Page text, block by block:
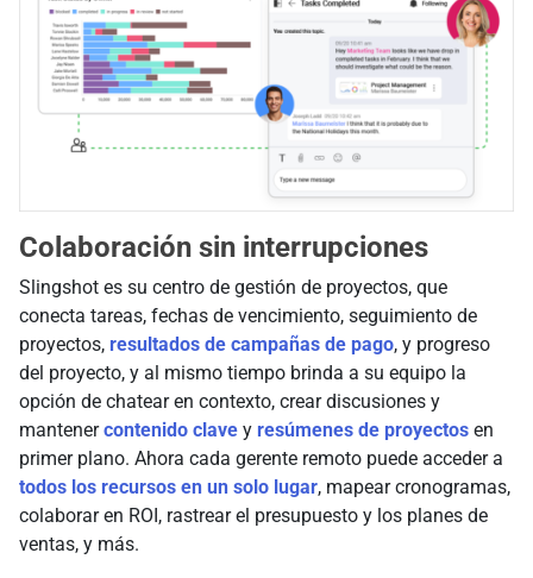
Colaboración sin interrupciones
Slingshot es su centro de gestión de proyectos, que
conecta tareas, fechas de vencimiento, seguimiento de
proyectos, resultados de campañas de pago, y progreso
del proyecto, y al mismo tiempo brinda a su equipo la
opción de chatear en contexto, crear discusiones y
mantenercontenido clave y resúmenes de proyectos en
primer plano. Ahora cada gerente remoto puede acceder a
todos los recursos en un solo lugar, mapear cronogramas,
colaborar en ROI, rastrear el presupuesto y los planes de
ventas, y más.